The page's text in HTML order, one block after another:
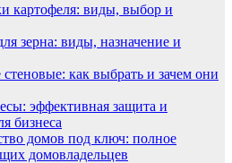
картофеля: виды, выбор и
зерна: виды, назначение и
как выбрать и зачем они
эффективная защита и
бизнеса
домов под ключ: полное
домовладельцев